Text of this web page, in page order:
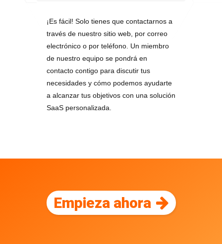
¡Es fácil! Solo tienes que contactarnos a
través de nuestro sitio web, por correo
electrónico o por teléfono. Un miembro
de nuestro equipo se pondrá en
contacto contigo para discutir tus
necesidades y cómo podemos ayudarte
a alcanzar tus objetivos con una solución
SaaS personalizada.
Empieza ahora